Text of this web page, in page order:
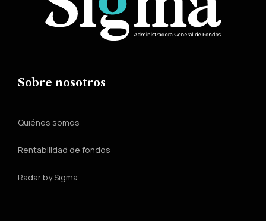
Sobre nosotros
Quiénes somos
Rentabilidad de fondos
Radar by Sigma